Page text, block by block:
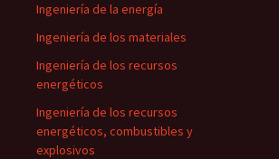
Ingeniería de la energía
Ingeniería de los materiales
Ingeniería de los recursos
energéticos
Ingeniería de los recursos
energéticos, combustibles y
explosivos